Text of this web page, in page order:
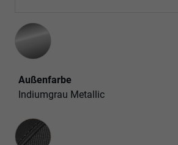
Außenfarbe
Indiumgrau Metallic
Innenausstattung